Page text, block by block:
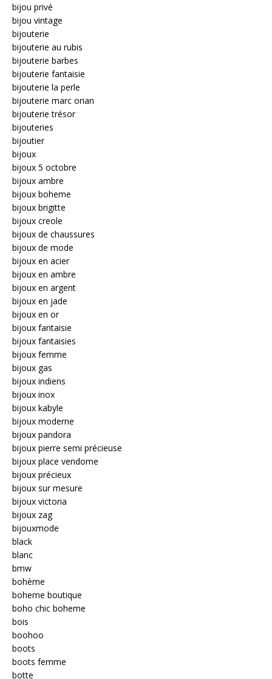
bijou privé
bijou vintage
bijouterie
bijouterie au rubis
bijouterie barbes
bijouterie fantaisie
bijouterie la perle
bijouterie marc orian
bijouterie trésor
bijouteries
bijoutier
bijoux
bijoux 5 octobre
bijoux ambre
bijoux boheme
bijoux brigitte
bijoux creole
bijoux de chaussures
bijoux de mode
bijoux en acier
bijoux en ambre
bijoux en argent
bijoux en jade
bijoux en or
bijoux fantaisie
bijoux fantaisies
bijoux femme
bijoux gas
bijoux indiens
bijoux inox
bijoux kabyle
bijoux moderne
bijoux pandora
bijoux pierre semi précieuse
bijoux place vendome
bijoux précieux
bijoux sur mesure
bijoux victoria
bijoux zag
bijouxmode
black
blanc
bmw
bohème
boheme boutique
boho chic boheme
bois
boohoo
boots
boots femme
botte